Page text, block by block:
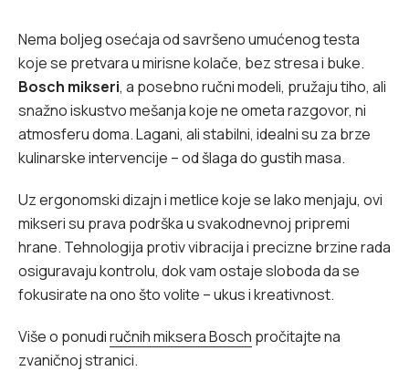
Nema boljeg osećaja od savršeno umućenog testa
koje se pretvara u mirisne kolače, bez stresa i buke.
Bosch mikseri, a posebno ručni modeli, pružaju tiho, ali
snažno iskustvo mešanja koje ne ometa razgovor, ni
atmosferu doma. Lagani, ali stabilni, idealni su za brze
kulinarske intervencije – od šlaga do gustih masa.
Uz ergonomski dizajn i metlice koje se lako menjaju, ovi
mikseri su prava podrška u svakodnevnoj pripremi
hrane. Tehnologija protiv vibracija i precizne brzine rada
osiguravaju kontrolu, dok vam ostaje sloboda da se
fokusirate na ono što volite – ukus i kreativnost.
Više o ponudiručnih miksera Bosch pročitajte na
zvaničnoj stranici.